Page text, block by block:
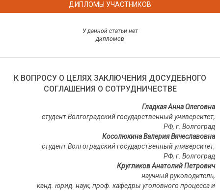
ДИПЛОМЫ УЧАСТНИКОВ
У данной статьи нет
дипломов
К ВОПРОСУ О ЦЕЛЯХ ЗАКЛЮЧЕНИЯ ДОСУДЕБНОГО
СОГЛАШЕНИЯ О СОТРУДНИЧЕСТВЕ
Гладкая Анна Олеговна
студент Волгоградский государственный университет,
РФ, г. Волгоград
Косолюкина Валерия Вячеславовна
студент Волгоградский государственный университет,
РФ, г. Волгоград
Кругликов Анатолий Петрович
научный руководитель,
канд. юрид. наук, проф. кафедры уголовного процесса и